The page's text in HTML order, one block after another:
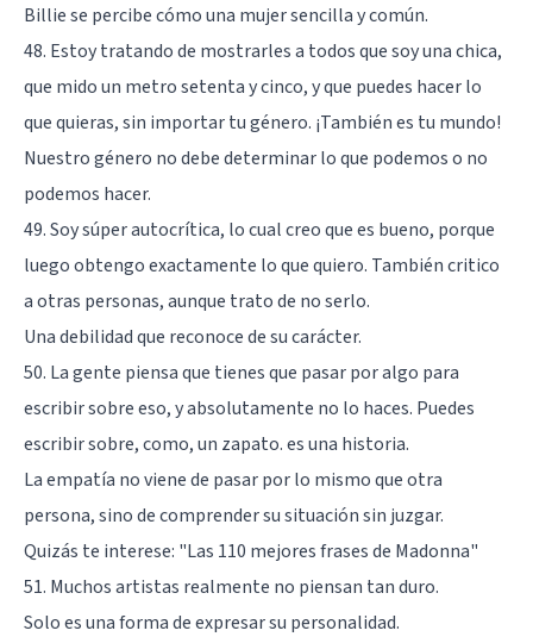
Billie se percibe cómo una mujer sencilla y común.
48. Estoy tratando de mostrarles a todos que soy una chica,
que mido un metro setenta y cinco, y que puedes hacer lo
que quieras, sin importar tu género. ¡También es tu mundo!
Nuestro género no debe determinar lo que podemos o no
podemos hacer.
49. Soy súper autocrítica, lo cual creo que es bueno, porque
luego obtengo exactamente lo que quiero. También critico
a otras personas, aunque trato de no serlo.
Una debilidad que reconoce de su carácter.
50. La gente piensa que tienes que pasar por algo para
escribir sobre eso, y absolutamente no lo haces. Puedes
escribir sobre, como, un zapato. es una historia.
La empatía no viene de pasar por lo mismo que otra
persona, sino de comprender su situación sin juzgar.
Quizás te interese: "Las 110 mejores frases de Madonna"
51. Muchos artistas realmente no piensan tan duro.
Solo es una forma de expresar su personalidad.